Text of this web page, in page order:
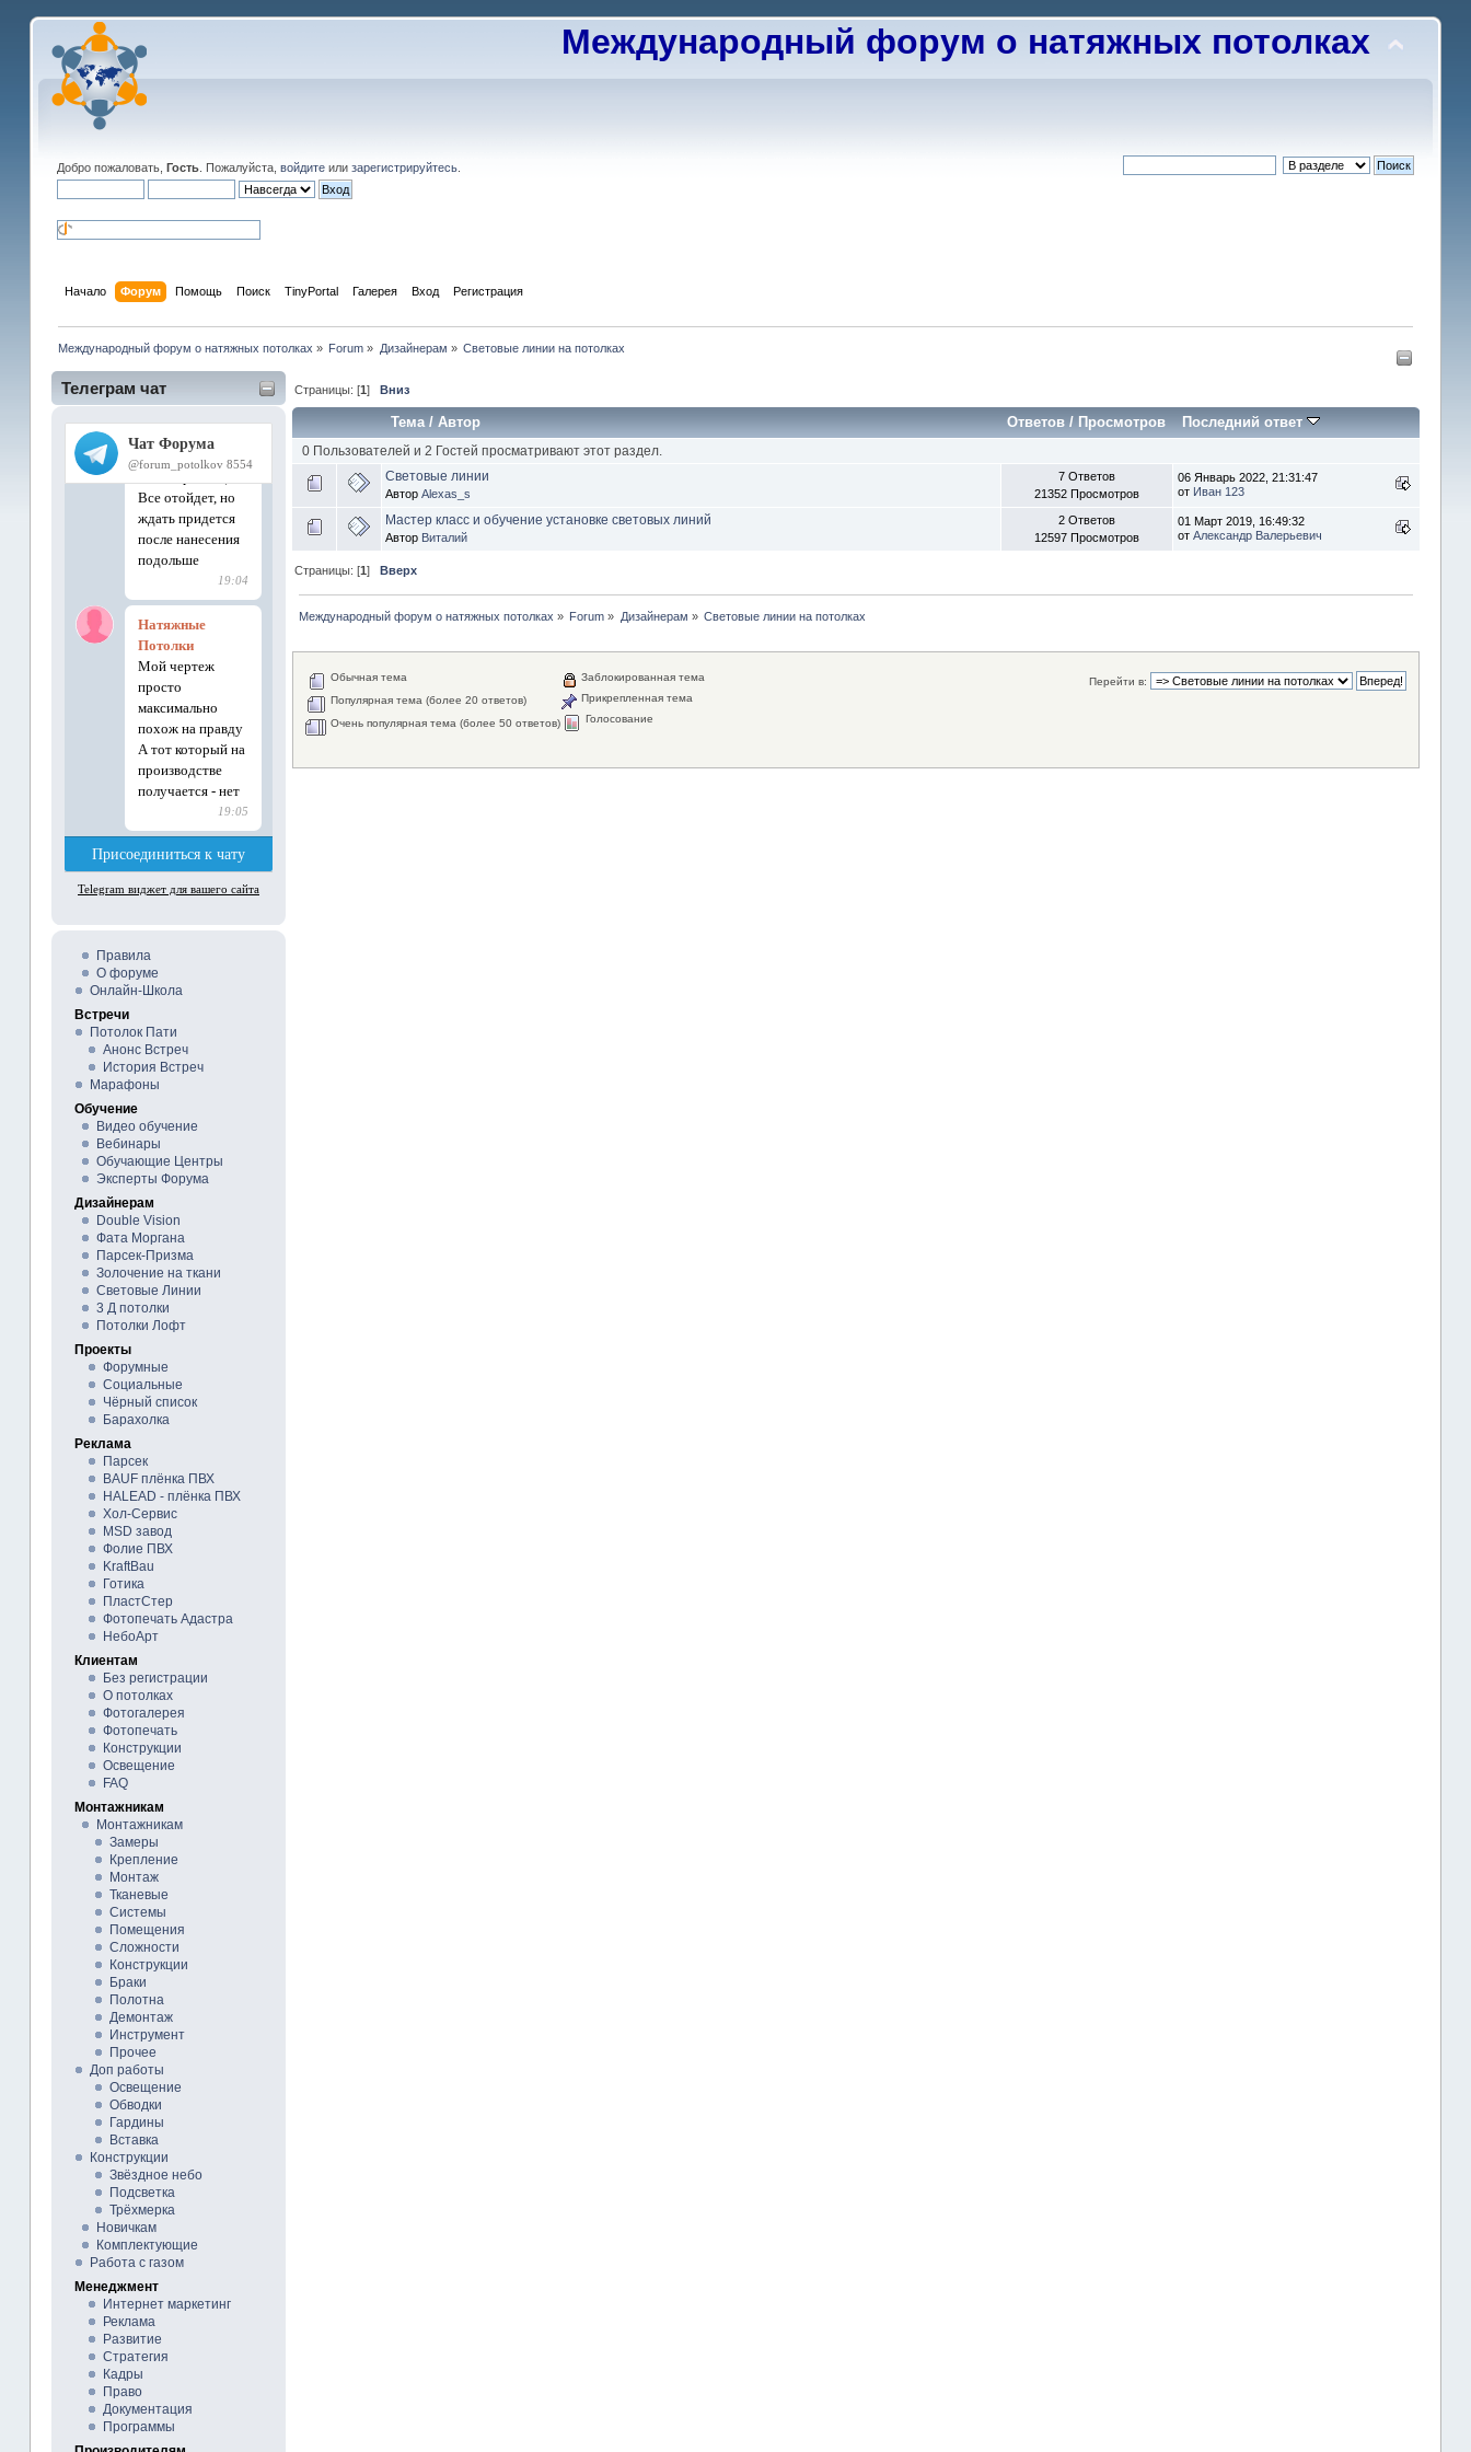
Международный форум о натяжных потолках
Добро пожаловать, Гость. Пожалуйста, войдитеили зарегистрируйтесь.
Начало Форум Помощь Поиск TinyPortal Галерея Вход Регистрация
Международный форум о натяжных потолках » Forum » Дизайнерам » Световые линии на потолках
Телеграм чат
Правила
О форуме
Онлайн-Школа
Встречи
Потолок Пати
Анонс Встреч
История Встреч
Марафоны
Обучение
Видео обучение
Вебинары
Обучающие Центры
Эксперты Форума
Дизайнерам
Double Vision
Фата Моргана
Парсек-Призма
Золочение на ткани
Световые Линии
3 Д потолки
Потолки Лофт
Проекты
Форумные
Социальные
Чёрный список
Барахолка
Реклама
Парсек
BAUF плёнка ПВХ
HALEAD - плёнка ПВХ
Хол-Сервис
MSD завод
Фолие ПВХ
KraftBau
Готика
ПластСтер
Фотопечать Адастра
НебоАрт
Клиентам
Без регистрации
О потолках
Фотогалерея
Фотопечать
Конструкции
Освещение
FAQ
Монтажникам
Монтажникам
Замеры
Крепление
Монтаж
Тканевые
Системы
Помещения
Сложности
Конструкции
Браки
Полотна
Демонтаж
Инструмент
Прочее
Доп работы
Освещение
Обводки
Гардины
Вставка
Конструкции
Звёздное небо
Подсветка
Трёхмерка
Новичкам
Комплектующие
Работа с газом
Менеджмент
Интернет маркетинг
Реклама
Развитие
Стратегия
Кадры
Право
Документация
Программы
Страницы: [1]Вниз
Тема / Автор Ответов/ Просмотров Последний ответ
0 Пользователей и 2 Гостей просматривают этот раздел.
Световые линии
Автор Alexas_s
7 Ответов
21352 Просмотров
06 Январь 2022, 21:31:47
от Иван 123
Мастер класс и обучение установке световых линий
Автор Виталий
2 Ответов
12597 Просмотров
01 Март 2019, 16:49:32
от Александр Валерьевич
Страницы: [1]Вверх
Международный форум о натяжных потолках » Forum » Дизайнерам » Световые линии на потолках
Перейти в:
Обычная тема
Популярная тема (более 20 ответов)
Очень популярная тема (более 50 ответов)
Заблокированная тема
Прикрепленная тема
Голосование